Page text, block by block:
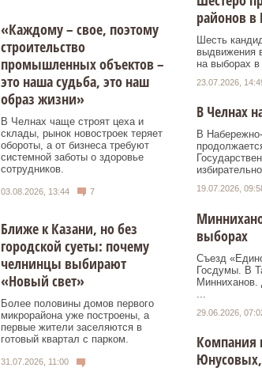
«Каждому – свое, поэтому
строительство
промышленных объектов –
это наша судьба, это наш
образ жизни»
В Челнах чаще строят цеха и
склады, рынок новостроек теряет
обороты, а от бизнеса требуют
системной заботы о здоровье
сотрудников.
03.08.2026, 13:44 7
Ближе к Казани, но без
городской суеты: почему
челнинцы выбирают
«Новый свет»
Более половины домов первого
микрорайона уже построены, а
первые жители заселяются в
готовый квартал с парком.
31.07.2026, 11:00
районов в
Шесть
выдвижения
на выборах
23.07.2026,
В Челнах
В
19.07.2026,
выборах
Съезд
Госдумы. В
Минниханов.
29.06.2026,
Юнусовых,